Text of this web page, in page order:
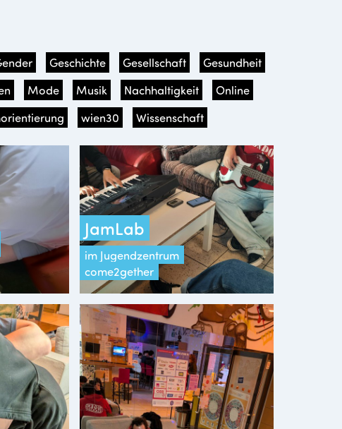
Geschichte Gesellschaft
Gesundheit
Mode Musik Nachhaltigkeit
Online
wien30 Wissenschaft
JamLab
im Jugendzentrum
come2gether